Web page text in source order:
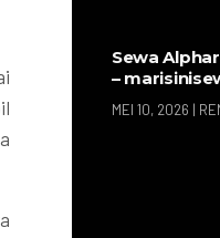
Sewa
–
MEI 10, 2026 |